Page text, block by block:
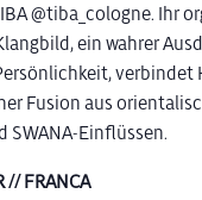
@tiba_cologne. Ihr
ein wahrer
verbindet
Fusion aus
SWANA-Einflüssen.
// FRANCA